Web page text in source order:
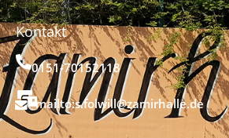
Kontakt
0151-70152118
mailto:s.folwill@zamirhalle.de